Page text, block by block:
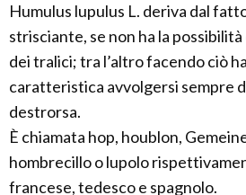
Humulus lupulus L. deriva dal
strisciante, se non ha la
dei tralici; tra l’altro facendo ciò
caratteristica avvolgersi sempre
destrorsa.
È chiamata hop, houblon,
hombrecillo o lupolo
francese, tedesco e spagnolo.